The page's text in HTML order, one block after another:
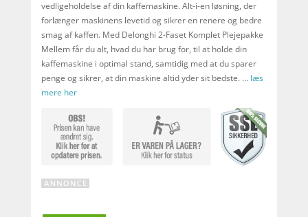
vedligeholdelse af din kaffemaskine. Alt-i-en løsning, der
forlænger maskinens levetid og sikrer en renere og bedre
smag af kaffen. Med Delonghi 2-Faset Komplet Plejepakke
Mellem får du alt, hvad du har brug for, til at holde din
kaffemaskine i optimal stand, samtidig med at du sparer
penge og sikrer, at din maskine altid yder sit bedste. … læs
mere her